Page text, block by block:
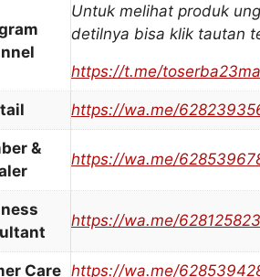
Untuk melihat produk
detilnya bisa klik tautan
https://t.me/
https://wa.me/
&
https://wa.me/
https://wa.me/
Care https://wa.me/